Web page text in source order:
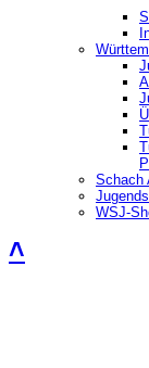
Schach
WSJ-
˄